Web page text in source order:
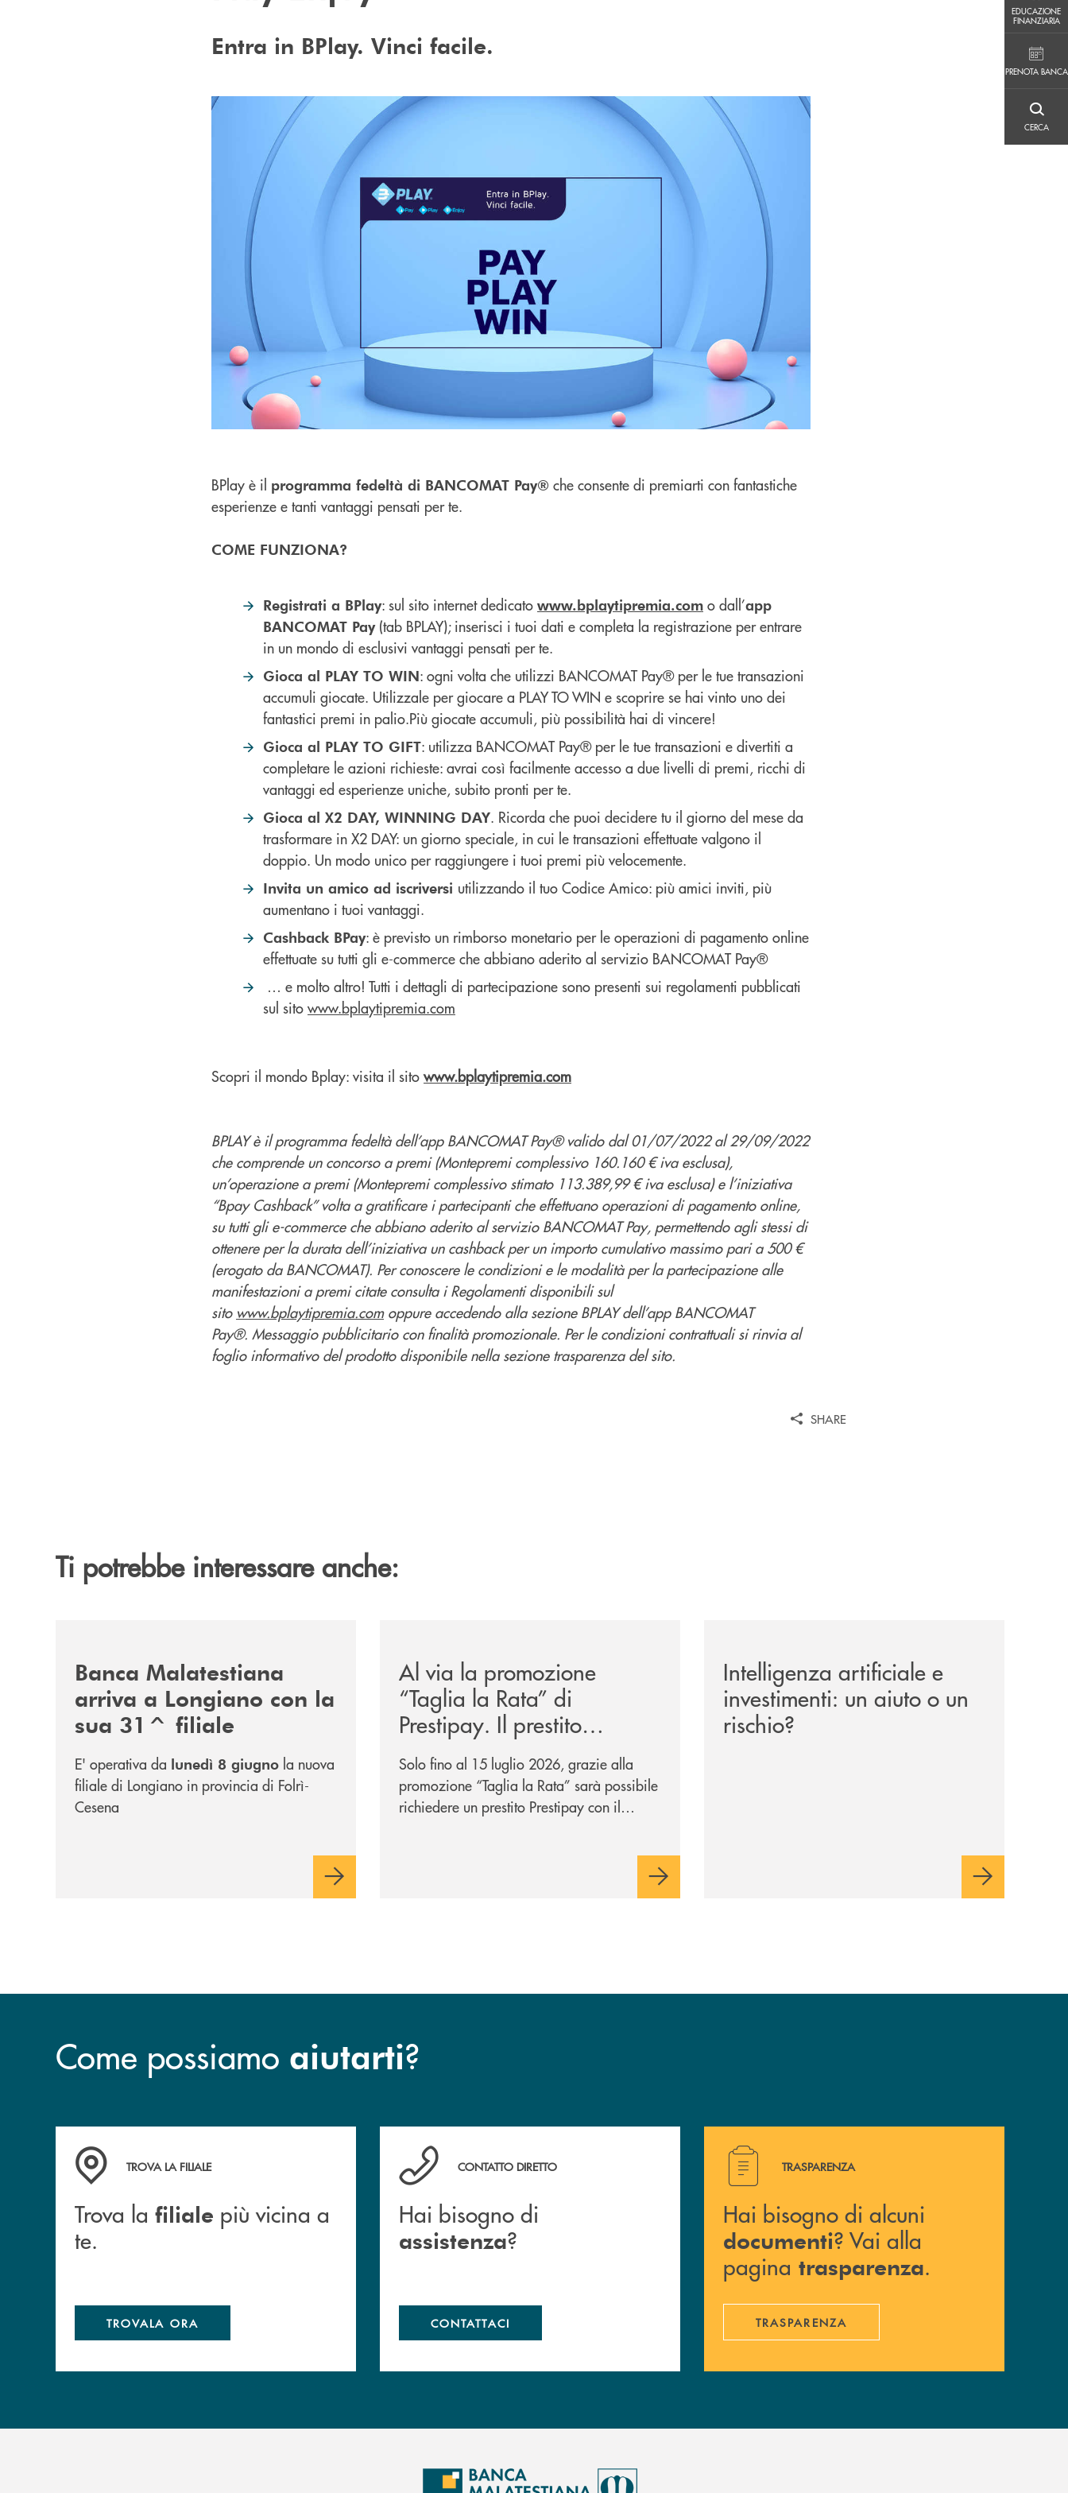
EDUCAZIONE
FINANZIARIA
PRENOTA BANCA
CERCA
Entra in BPlay. Vinci facile.
BPlay è il programma fedeltà di BANCOMAT Pay® che consente di premiarti con fantastiche
esperienze e tanti vantaggi pensati per te.
COME FUNZIONA?
Registrati a BPlay: sul sito internet dedicato www.bplaytipremia.com o dall’app
BANCOMAT Pay(tab BPLAY); inserisci i tuoi dati e completa la registrazione per entrare
in un mondo di esclusivi vantaggi pensati per te.
Gioca al PLAY TO WIN: ogni volta che utilizzi BANCOMAT Pay® per le tue transazioni
accumuli giocate. Utilizzale per giocare a PLAY TO WIN e scoprire se hai vinto uno dei
fantastici premi in palio.Più giocate accumuli, più possibilità hai di vincere!
Gioca al PLAY TO GIFT: utilizza BANCOMAT Pay® per le tue transazioni e divertiti a
completare le azioni richieste: avrai così facilmente accesso a due livelli di premi, ricchi di
vantaggi ed esperienze uniche, subito pronti per te.
Gioca al X2 DAY, WINNING DAY. Ricorda che puoi decidere tu il giorno del mese da
trasformare in X2 DAY: un giorno speciale, in cui le transazioni effettuate valgono il
doppio. Un modo unico per raggiungere i tuoi premi più velocemente.
Invita un amico ad iscriversi utilizzando il tuo Codice Amico: più amici inviti, più
aumentano i tuoi vantaggi.
Cashback BPay: è previsto un rimborso monetario per le operazioni di pagamento online
effettuate su tutti gli e-commerce che abbiano aderito al servizio BANCOMAT Pay®
… e molto altro! Tutti i dettagli di partecipazione sono presenti sui regolamenti pubblicati
sul sito www.bplaytipremia.com
Scopri il mondo Bplay: visita il sitowww.bplaytipremia.com
BPLAY è il programma fedeltà dell’app BANCOMAT Pay® valido dal 01/07/2022 al 29/09/2022
che comprende un concorso a premi (Montepremi complessivo 160.160 € iva esclusa),
un’operazione a premi (Montepremi complessivo stimato 113.389,99 € iva esclusa) e l’iniziativa
“Bpay Cashback” volta a gratificare i partecipanti che effettuano operazioni di pagamento online,
su tutti gli e-commerce che abbiano aderito al servizio BANCOMAT Pay, permettendo agli stessi di
ottenere per la durata dell’iniziativa un cashback per un importo cumulativo massimo pari a 500 €
(erogato da BANCOMAT). Per conoscere le condizioni e le modalità per la partecipazione alle
manifestazioni a premi citate consulta i Regolamenti disponibili sul
sito www.bplaytipremia.com oppure accedendo alla sezione BPLAY dell’app BANCOMAT
Pay®. Messaggio pubblicitario con finalità promozionale. Per le condizioni contrattuali si rinvia al
foglio informativo del prodotto disponibile nella sezione trasparenza del sito.
SHARE
Ti potrebbe interessare anche:
Banca Malatestiana
arriva a Longiano con la
sua 31^ filiale
E' operativa da lunedì 8 giugno la nuova
filiale di Longiano in provincia di Folrì-
Cesena
Al via la promozione
“Taglia la Rata” di
Prestipay. Il prestito
personale che si fa in due
per te!
Solo fino al 15 luglio 2026, grazie alla
promozione “Taglia la Rata” sarà possibile
richiedere un prestito Prestipay con il
Intelligenza artificiale e
investimenti: un aiuto o un
rischio?
Come possiamo aiutarti?
Trova la filiale più vicina a te.
TROVA LA FILIALE
Trova la filiale più vicina a
te.
TROVALA ORA
Hai bisogno di assistenza ?&nbsp;
CONTATTO DIRETTO
Hai bisogno di
assistenza?
CONTATTACI
Hai bisogno di alcuni documenti ? Vai alla pagina
TRASPARENZA
Hai bisogno di alcuni
documenti? Vai alla
pagina trasparenza.
TRASPARENZA